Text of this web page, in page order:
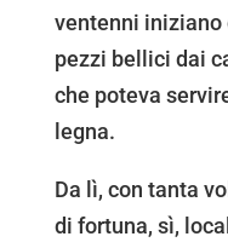
ventenni iniziano
pezzi bellici dai
che poteva
legna.
Da lì, con tanta
di fortuna, sì,